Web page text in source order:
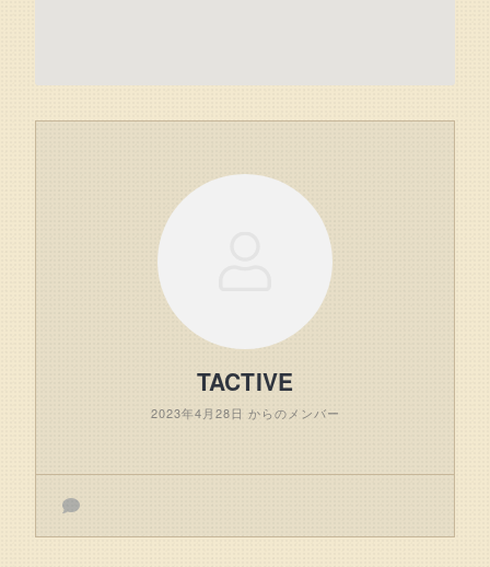
TACTIVE
2023年4月28日 からのメンバー